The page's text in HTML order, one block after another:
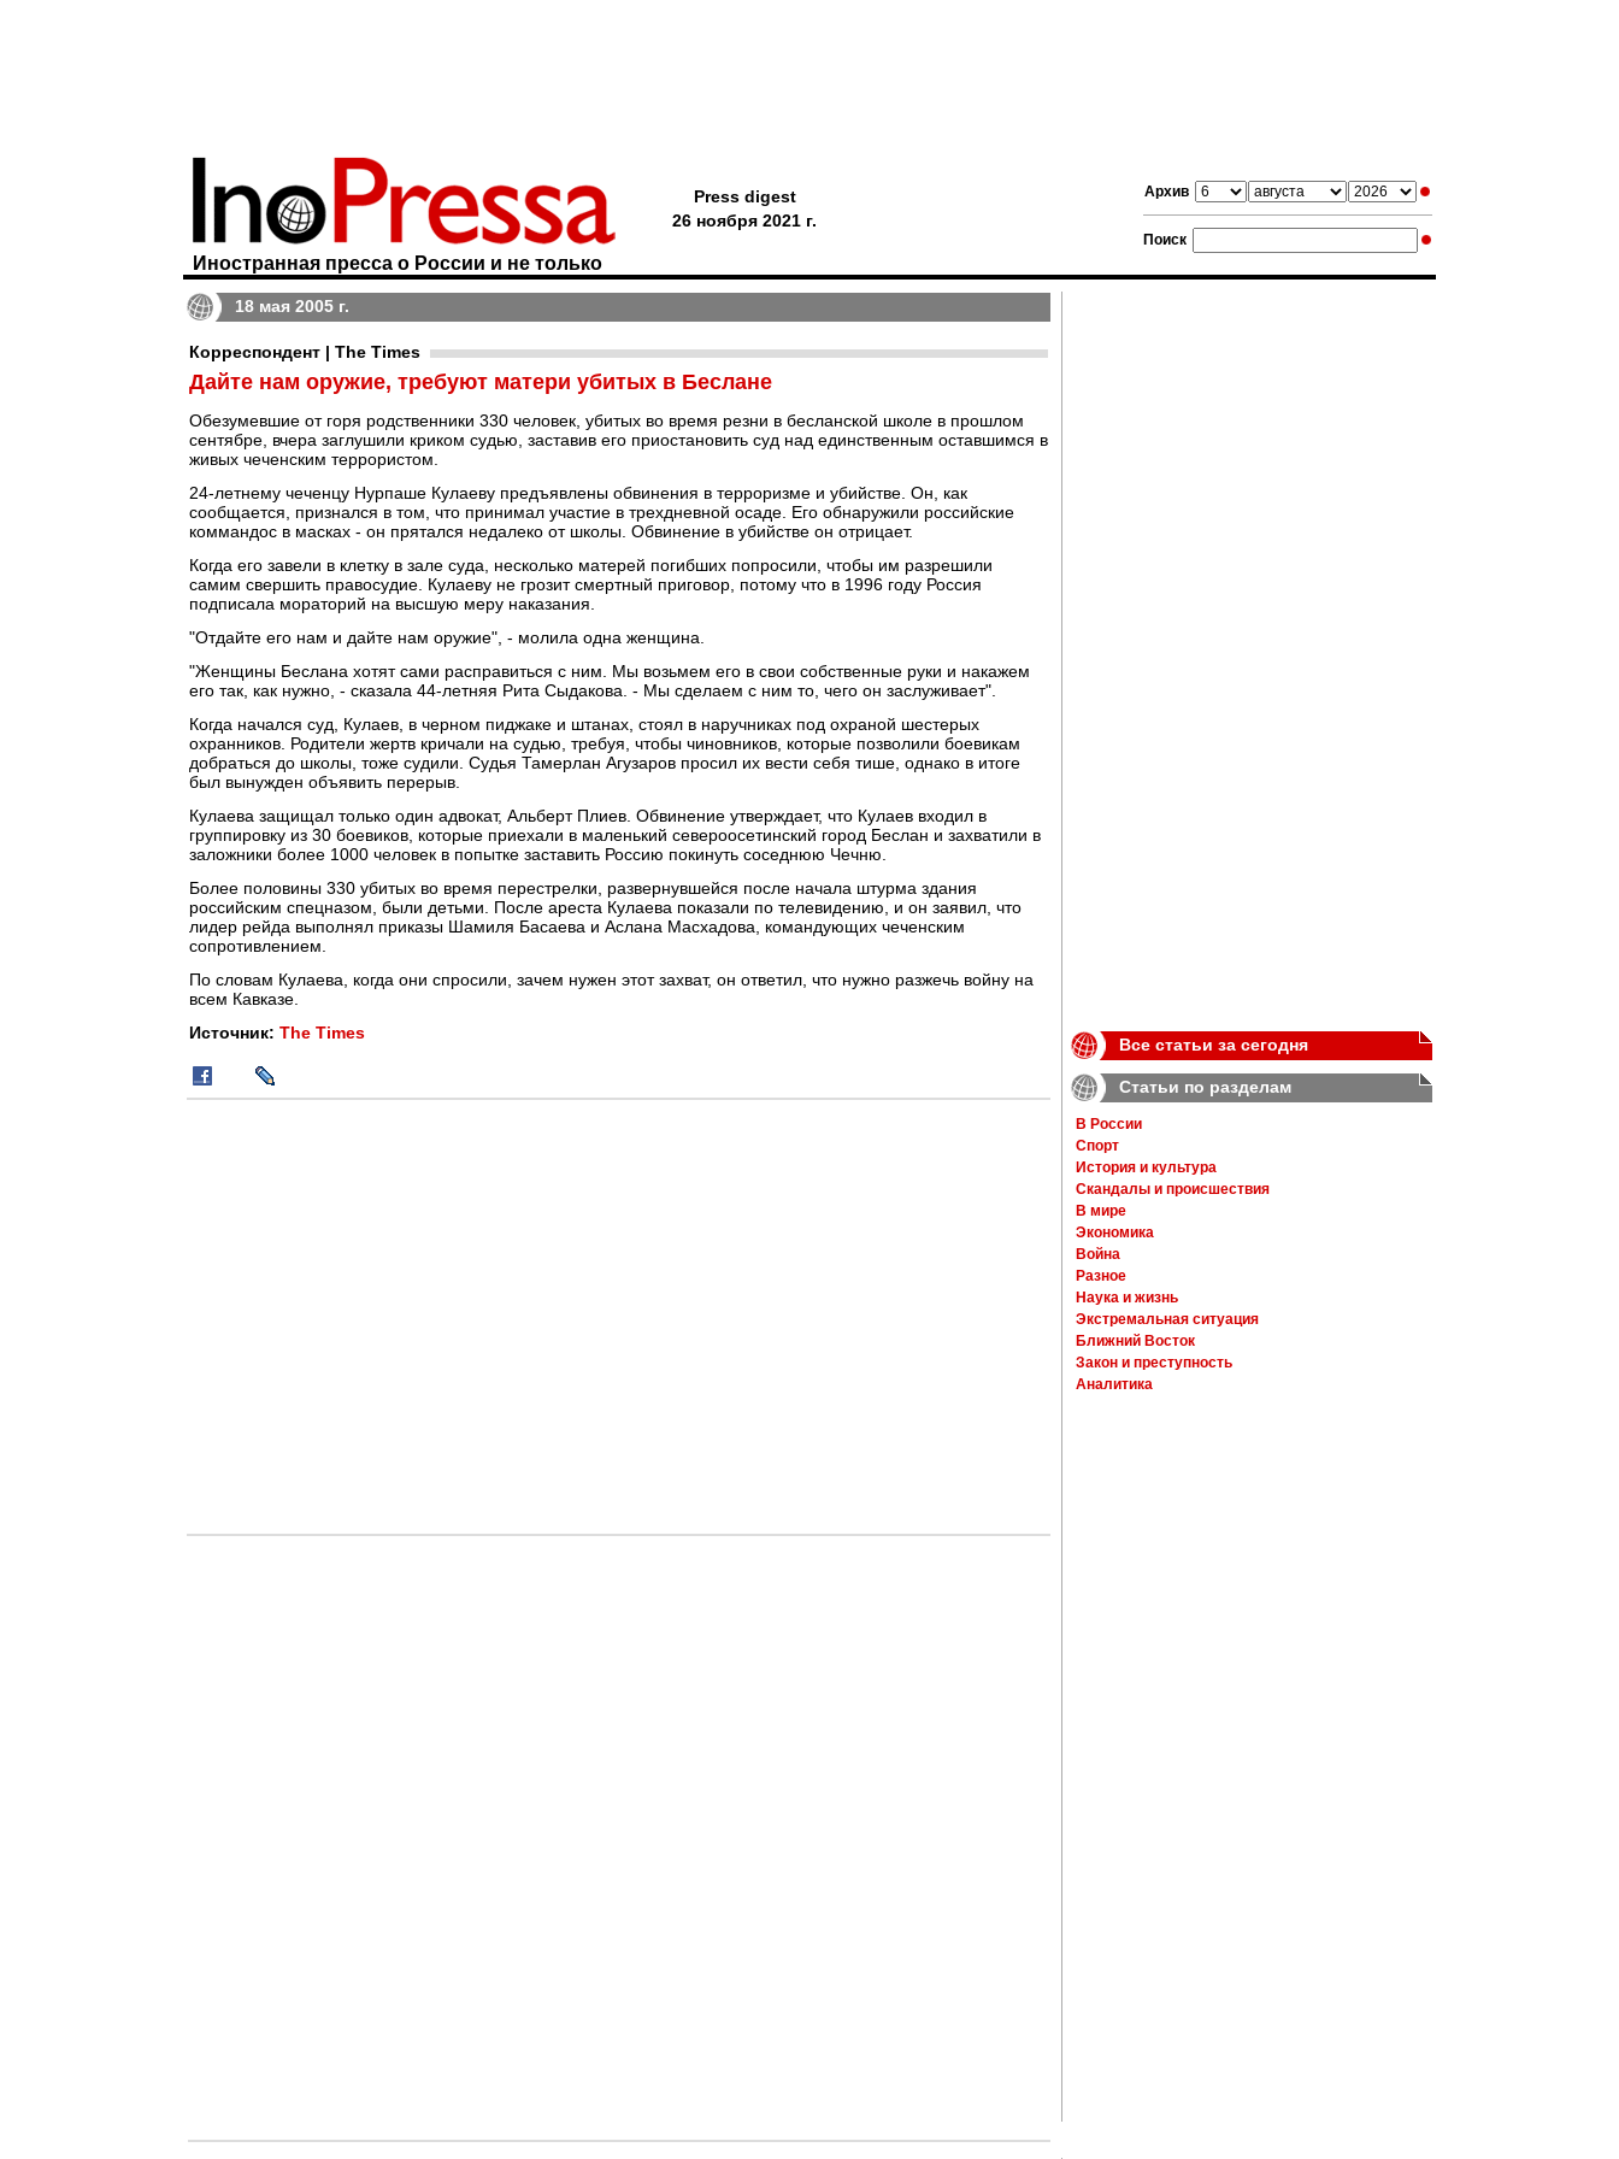
Архив
Поиск
Иностранная пресса о России и не только
Press digest
26 ноября 2021 г.
18 мая 2005 г.
Корреспондент | The Times
Дайте нам оружие, требуют матери убитых в Беслане
Обезумевшие от горя родственники 330 человек, убитых во время резни в бесланской школе в прошлом
сентябре, вчера заглушили криком судью, заставив его приостановить суд над единственным оставшимся в
живых чеченским террористом.
24-летнему чеченцу Нурпаше Кулаеву предъявлены обвинения в терроризме и убийстве. Он, как
сообщается, признался в том, что принимал участие в трехдневной осаде. Его обнаружили российские
коммандос в масках - он прятался недалеко от школы. Обвинение в убийстве он отрицает.
Когда его завели в клетку в зале суда, несколько матерей погибших попросили, чтобы им разрешили
самим свершить правосудие. Кулаеву не грозит смертный приговор, потому что в 1996 году Россия
подписала мораторий на высшую меру наказания.
"Отдайте его нам и дайте нам оружие", - молила одна женщина.
"Женщины Беслана хотят сами расправиться с ним. Мы возьмем его в свои собственные руки и накажем
его так, как нужно, - сказала 44-летняя Рита Сыдакова. - Мы сделаем с ним то, чего он заслуживает".
Когда начался суд, Кулаев, в черном пиджаке и штанах, стоял в наручниках под охраной шестерых
охранников. Родители жертв кричали на судью, требуя, чтобы чиновников, которые позволили боевикам
добраться до школы, тоже судили. Судья Тамерлан Агузаров просил их вести себя тише, однако в итоге
был вынужден объявить перерыв.
Кулаева защищал только один адвокат, Альберт Плиев. Обвинение утверждает, что Кулаев входил в
группировку из 30 боевиков, которые приехали в маленький североосетинский город Беслан и захватили в
заложники более 1000 человек в попытке заставить Россию покинуть соседнюю Чечню.
Более половины 330 убитых во время перестрелки, развернувшейся после начала штурма здания
российским спецназом, были детьми. После ареста Кулаева показали по телевидению, и он заявил, что
лидер рейда выполнял приказы Шамиля Басаева и Аслана Масхадова, командующих чеченским
сопротивлением.
По словам Кулаева, когда они спросили, зачем нужен этот захват, он ответил, что нужно разжечь войну на
всем Кавказе.
Источник: The Times
Все статьи за сегодня
Статьи по разделам
В России
Спорт
История и культура
Скандалы и происшествия
В мире
Экономика
Война
Разное
Наука и жизнь
Экстремальная ситуация
Ближний Восток
Закон и преступность
Аналитика